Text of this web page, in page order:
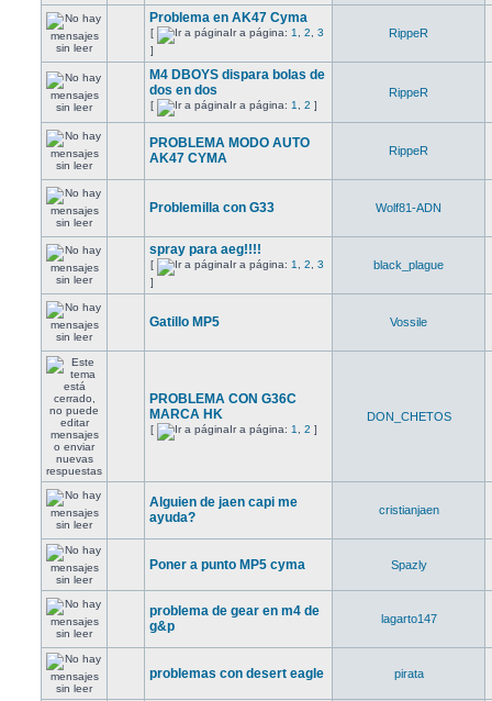
Problema en AK47 Cyma
[ Ir a página: 1 2
3
]
RippeR
M4 DBOYS dispara bolas de
dos en dos
[ Ir a página: 1 2 ]
RippeR
PROBLEMA MODO AUTO
AK47 CYMA
RippeR
Problemilla con G33 Wolf81-ADN
spray para aeg!!!!
[ Ir a página: 1 2
3
]
black_plague
Gatillo MP5 Vossile
PROBLEMA CON G36C
MARCA HK
[ Ir a página: 1 2 ]
DON_CHETOS
Alguien de jaen capi me
ayuda?
cristianjaen
Poner a punto MP5 cyma Spazly
problema de gear en m4 de
g&p
lagarto147
problemas con desert eagle pirata